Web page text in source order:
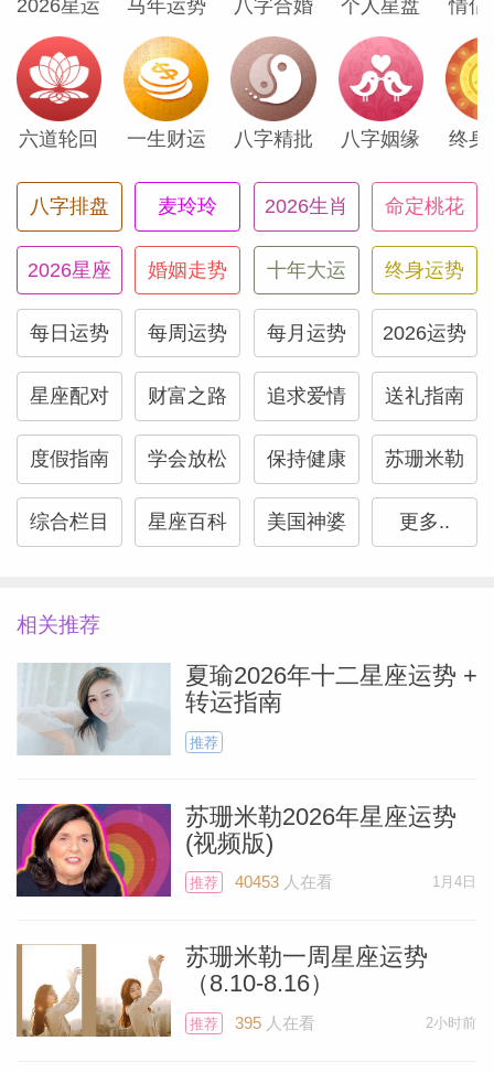
的业务、初创项目、大学教育、房子或其他
风险投资）开始有回报。如果你在寻找风险
投资，投资方会全神贯注。如果过去信贷方
面不是很顺利，现在也会为你敞开大门，并
铺上红地毯。想想看，生活可以是这样。享
受这段时光吧，亲爱的狮子座，记住， 5月
中旬之前都可以拿到想要的钱。
让我们回到1月2日的新月，谈一谈它能给
你带来的第二个好处。我已经谈到了工作项
目的情况有多棒了，现在我将提到这次新月
为你带来的另一个机会——找到改善健康的
方法。1月2日的新月会激励你彻底改掉某
种不良的健康习惯。即使你曾经尝试并失败
过，也要再次尝试一下，因为这不是一个普
到的机会。
你可能想进行年度体检（这总是个好主
意），或者选择一项新运动。如果一直担心
有效的方法时（由于摩羯座的优势），你有
可能会获得对这个困惑的解脱。
这个宫位也掌管着宠物。如果你正考虑在家
里养一只小猫或小狗，你现在就可以开始考
虑这个想法了，但到了二月份再采取行动。
2026星运 马年运势 八字合婚 个人星盘 情侣
六道轮回 一生财运 八字精批 八字姻缘 终身
八字排盘 麦玲玲 2026生肖 命定桃花
2026星座 婚姻走势 十年大运 终身运势
每日运势 每周运势 每月运势 2026运势
星座配对 财富之路 追求爱情 送礼指南
度假指南 学会放松 保持健康 苏珊米勒
综合栏目 星座百科 美国神婆 更多..
相关推荐
夏瑜2026年十二星座运势 +
转运指南
推荐
苏珊米勒2026年星座运势
(视频版)
推荐 40453人在看 1月4日
苏珊米勒一周星座运势
（8.10-8.16）
推荐 395人在看 2小时前